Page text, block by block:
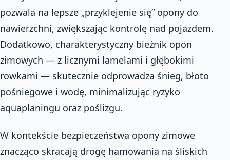
pozwala na lepsze „przyklejenie się” opony do
nawierzchni, zwiększając kontrolę nad pojazdem.
Dodatkowo, charakterystyczny bieżnik opon
zimowych — z licznymi lamelami i głębokimi
rowkami — skutecznie odprowadza śnieg, błoto
pośniegowe i wodę, minimalizując ryzyko
aquaplaningu oraz poślizgu.
W kontekście bezpieczeństwa opony zimowe
znacząco skracają drogę hamowania na śliskich